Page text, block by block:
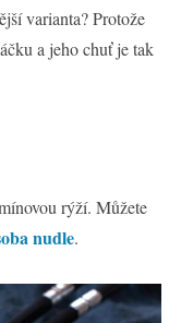
varianta? Protože
a jeho chuť je tak
rýží. Můžete
nudle.